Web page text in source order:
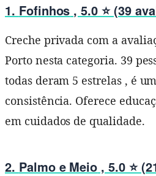
1. Fofinhos , 5.0 ⭐ (39
Creche privada com a
Porto nesta categoria. 39
todas deram 5 estrelas , é
consistência. Oferece
em cuidados de qualidade.
2. Palmo e Meio , 5.0 ⭐